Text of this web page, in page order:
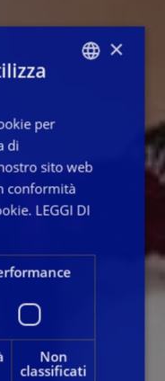
FRENCH
×
per
di
sito web
conformità
LEGGI DI
Non
classificati